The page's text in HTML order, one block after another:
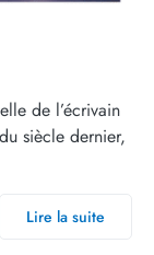
de l’écrivain
siècle dernier,
Lire la suite